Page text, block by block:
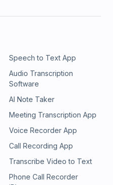
Speech to Text App
Audio Transcription
Software
AI Note Taker
Meeting Transcription App
Voice Recorder App
Call Recording App
Transcribe Video to Text
Phone Call Recorder